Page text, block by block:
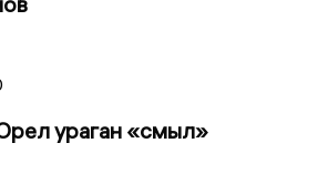
ураган «смыл»